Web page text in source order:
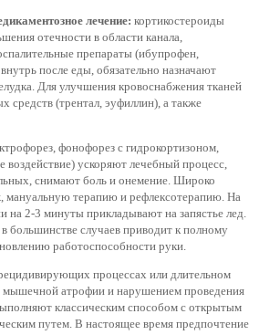
лечение: кортикостероиды
отечности в области канала,
препараты (ибупрофен,
после еды, обязательно назначают
Для улучшения кровоснабжения тканей
средств (трентал, эуфиллин), а также
фонофорез с гидрокортизоном,
воздействие) ускоряют лечебный процесс,
снимают боль и онемение. Широко
терапию и рефлексотерапию. На
на 2-3 минуты прикладывают на запястье лед.
большинстве случаев приводит к полному
работоспособности руки.
процессах или длительном
мышечной атрофии и нарушением проведения
классическим способом с открытым
путем. В настоящее время предпочтение